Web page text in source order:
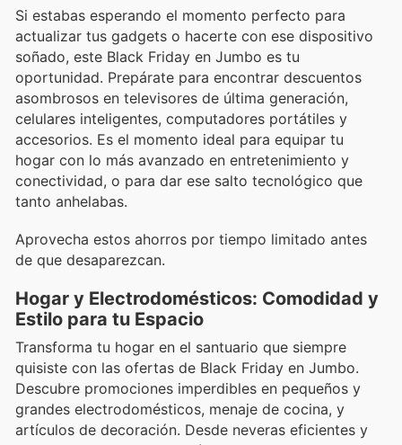
Si estabas esperando el momento perfecto para
actualizar tus gadgets o hacerte con ese dispositivo
soñado, este Black Friday en Jumbo es tu
oportunidad. Prepárate para encontrar descuentos
asombrosos en televisores de última generación,
celulares inteligentes, computadores portátiles y
accesorios. Es el momento ideal para equipar tu
hogar con lo más avanzado en entretenimiento y
conectividad, o para dar ese salto tecnológico que
tanto anhelabas.
Aprovecha estos ahorros por tiempo limitado antes
de que desaparezcan.
Hogar y Electrodomésticos: Comodidad y
Estilo para tu Espacio
Transforma tu hogar en el santuario que siempre
quisiste con las ofertas de Black Friday en Jumbo.
Descubre promociones imperdibles en pequeños y
grandes electrodomésticos, menaje de cocina, y
artículos de decoración. Desde neveras eficientes y